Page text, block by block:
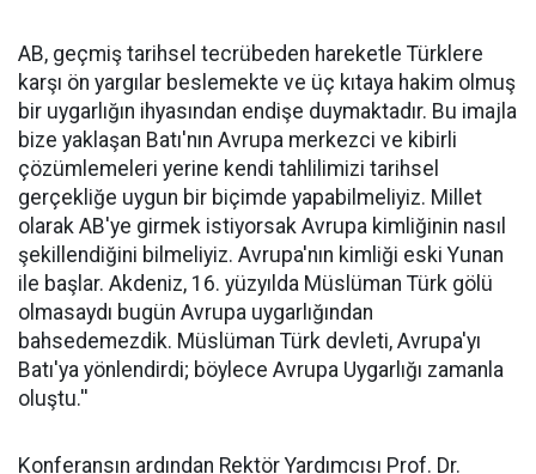
AB, geçmiş tarihsel tecrübeden hareketle Türklere
karşı ön yargılar beslemekte ve üç kıtaya hakim olmuş
bir uygarlığın ihyasından endişe duymaktadır. Bu imajla
bize yaklaşan Batı'nın Avrupa merkezci ve kibirli
çözümlemeleri yerine kendi tahlilimizi tarihsel
gerçekliğe uygun bir biçimde yapabilmeliyiz. Millet
olarak AB'ye girmek istiyorsak Avrupa kimliğinin nasıl
şekillendiğini bilmeliyiz. Avrupa'nın kimliği eski Yunan
ile başlar. Akdeniz, 16. yüzyılda Müslüman Türk gölü
olmasaydı bugün Avrupa uygarlığından
bahsedemezdik. Müslüman Türk devleti, Avrupa'yı
Batı'ya yönlendirdi; böylece Avrupa Uygarlığı zamanla
oluştu.''
Konferansın ardından Rektör Yardımcısı Prof. Dr.